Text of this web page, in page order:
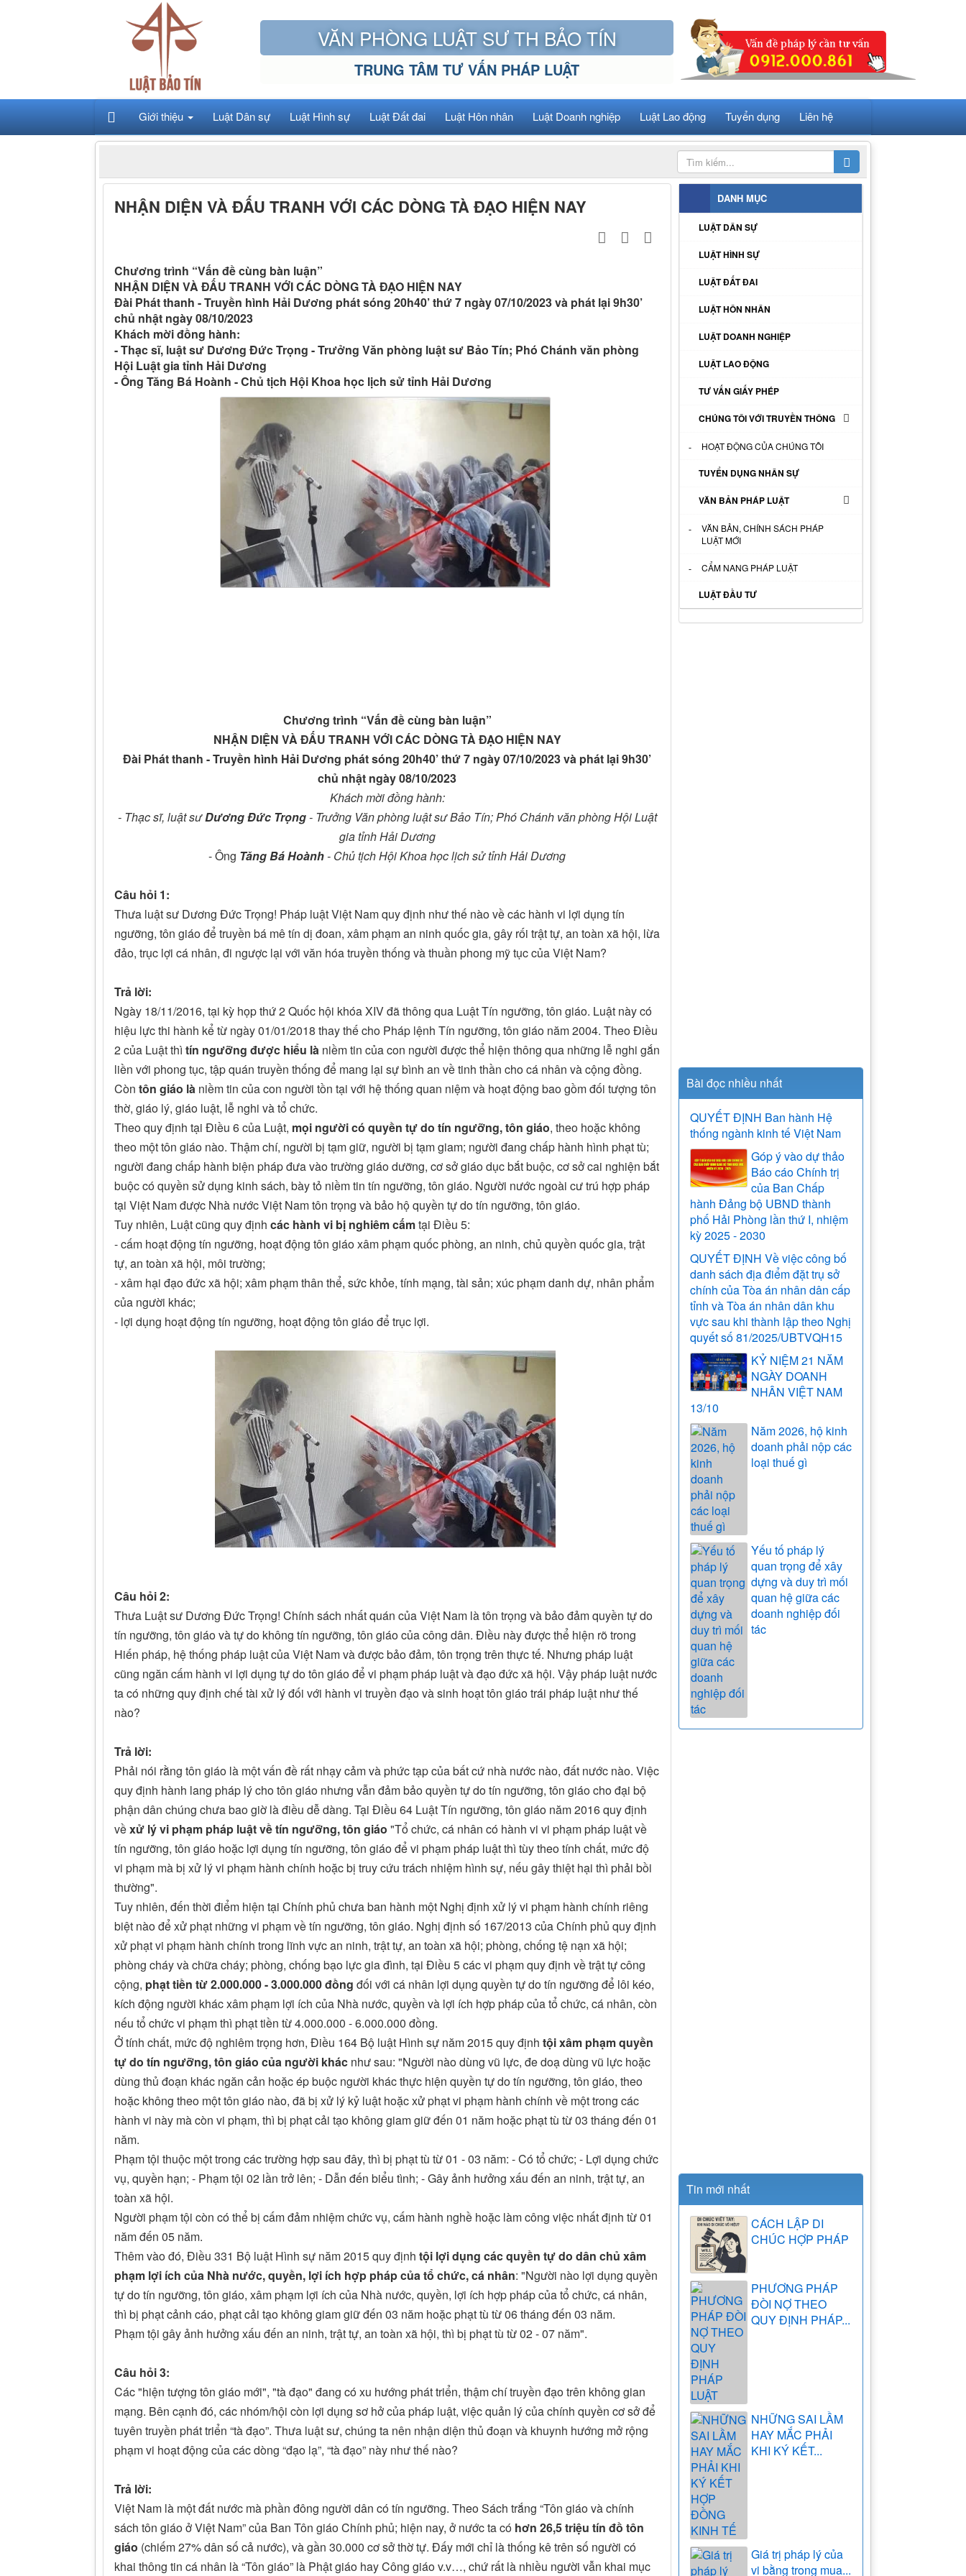
VĂN PHÒNG LUẬT SƯ TH BẢO TÍN
TRUNG TÂM TƯ VẤN PHÁP LUẬT
Giới thiệu Luật Dân sự Luật Hình sự Luật Đất đai Luật Hôn nhân Luật Doanh nghiệp Luật Lao động Tuyển dụng Liên hệ
NHẬN DIỆN VÀ ĐẤU TRANH VỚI CÁC DÒNG TÀ ĐẠO HIỆN NAY
Chương trình “Vấn đề cùng bàn luận”
NHẬN DIỆN VÀ ĐẤU TRANH VỚI CÁC DÒNG TÀ ĐẠO HIỆN NAY
Đài Phát thanh - Truyền hình Hải Dương phát sóng 20h40’ thứ 7 ngày 07/10/2023 và phát lại 9h30’
chủ nhật ngày 08/10/2023
Khách mời đồng hành:
- Thạc sĩ, luật sư Dương Đức Trọng - Trưởng Văn phòng luật sư Bảo Tín; Phó Chánh văn phòng
Hội Luật gia tỉnh Hải Dương
- Ông Tăng Bá Hoành - Chủ tịch Hội Khoa học lịch sử tỉnh Hải Dương
Chương trình “Vấn đề cùng bàn luận”
NHẬN DIỆN VÀ ĐẤU TRANH VỚI CÁC DÒNG TÀ ĐẠO HIỆN NAY
Đài Phát thanh - Truyền hình Hải Dương phát sóng 20h40’ thứ 7 ngày 07/10/2023 và phát lại 9h30’
chủ nhật ngày 08/10/2023
Khách mời đồng hành:
- Thạc sĩ, luật sưDương Đức Trọng- Trưởng Văn phòng luật sư Bảo Tín; Phó Chánh văn phòng Hội Luật
gia tỉnh Hải Dương
- Ông Tăng Bá Hoành- Chủ tịch Hội Khoa học lịch sử tỉnh Hải Dương
Câu hỏi 1:
Thưa luật sư Dương Đức Trọng! Pháp luật Việt Nam quy định như thế nào về các hành vi lợi dụng tín
ngưỡng, tôn giáo để truyền bá mê tín dị đoan, xâm phạm an ninh quốc gia, gây rối trật tự, an toàn xã hội, lừa
đảo, trục lợi cá nhân, đi ngược lại với văn hóa truyền thống và thuần phong mỹ tục của Việt Nam?
Trả lời:
Ngày 18/11/2016, tại kỳ họp thứ 2 Quốc hội khóa XIV đã thông qua Luật Tín ngưỡng, tôn giáo. Luật này có
hiệu lực thi hành kể từ ngày 01/01/2018 thay thế cho Pháp lệnh Tín ngưỡng, tôn giáo năm 2004. Theo Điều
2 của Luật thì tín ngưỡng được hiểu là niềm tin của con người được thể hiện thông qua những lễ nghi gắn
liền với phong tục, tập quán truyền thống để mang lại sự bình an về tinh thần cho cá nhân và cộng đồng.
Còn tôn giáo là niềm tin của con người tồn tại với hệ thống quan niệm và hoạt động bao gồm đối tượng tôn
thờ, giáo lý, giáo luật, lễ nghi và tổ chức.
Theo quy định tại Điều 6 của Luật, mọi người có quyền tự do tín ngưỡng, tôn giáo, theo hoặc không
theo một tôn giáo nào. Thậm chí, người bị tạm giữ, người bị tạm giam; người đang chấp hành hình phạt tù;
người đang chấp hành biện pháp đưa vào trường giáo dưỡng, cơ sở giáo dục bắt buộc, cơ sở cai nghiện bắt
buộc có quyền sử dụng kinh sách, bày tỏ niềm tin tín ngưỡng, tôn giáo. Người nước ngoài cư trú hợp pháp
tại Việt Nam được Nhà nước Việt Nam tôn trọng và bảo hộ quyền tự do tín ngưỡng, tôn giáo.
Tuy nhiên, Luật cũng quy định các hành vi bị nghiêm cấmtại Điều 5:
- cấm hoạt động tín ngưỡng, hoạt động tôn giáo xâm phạm quốc phòng, an ninh, chủ quyền quốc gia, trật
tự, an toàn xã hội, môi trường;
- xâm hại đạo đức xã hội; xâm phạm thân thể, sức khỏe, tính mạng, tài sản; xúc phạm danh dự, nhân phẩm
của người khác;
- lợi dụng hoạt động tín ngưỡng, hoạt động tôn giáo để trục lợi.
Câu hỏi 2:
Thưa Luật sư Dương Đức Trọng! Chính sách nhất quán của Việt Nam là tôn trọng và bảo đảm quyền tự do
tín ngưỡng, tôn giáo và tự do không tín ngưỡng, tôn giáo của công dân. Điều này được thể hiện rõ trong
Hiến pháp, hệ thống pháp luật của Việt Nam và được bảo đảm, tôn trọng trên thực tế. Nhưng pháp luật
cũng ngăn cấm hành vi lợi dụng tự do tôn giáo để vi phạm pháp luật và đạo đức xã hội. Vậy pháp luật nước
ta có những quy định chế tài xử lý đối với hành vi truyền đạo và sinh hoạt tôn giáo trái pháp luật như thế
nào?
Trả lời:
Phải nói rằng tôn giáo là một vấn đề rất nhạy cảm và phức tạp của bất cứ nhà nước nào, đất nước nào. Việc
quy định hành lang pháp lý cho tôn giáo nhưng vẫn đảm bảo quyền tự do tín ngưỡng, tôn giáo cho đại bộ
phận dân chúng chưa bao giờ là điều dễ dàng. Tại Điều 64 Luật Tín ngưỡng, tôn giáo năm 2016 quy định
vềxử lý vi phạm pháp luật về tín ngưỡng, tôn giáo "Tổ chức, cá nhân có hành vi vi phạm pháp luật về
tín ngưỡng, tôn giáo hoặc lợi dụng tín ngưỡng, tôn giáo để vi phạm pháp luật thì tùy theo tính chất, mức độ
vi phạm mà bị xử lý vi phạm hành chính hoặc bị truy cứu trách nhiệm hình sự, nếu gây thiệt hại thì phải bồi
thường".
Tuy nhiên, đến thời điểm hiện tại Chính phủ chưa ban hành một Nghị định xử lý vi phạm hành chính riêng
biệt nào để xử phạt những vi phạm về tín ngưỡng, tôn giáo. Nghị định số 167/2013 của Chính phủ quy định
xử phạt vi phạm hành chính trong lĩnh vực an ninh, trật tự, an toàn xã hội; phòng, chống tệ nạn xã hội;
phòng cháy và chữa cháy; phòng, chống bạo lực gia đình, tại Điều 5 các vi phạm quy định về trật tự công
cộng, phạt tiền từ 2.000.000 - 3.000.000 đồng đối với cá nhân lợi dụng quyền tự do tín ngưỡng để lôi kéo,
kích động người khác xâm phạm lợi ích của Nhà nước, quyền và lợi ích hợp pháp của tổ chức, cá nhân, còn
nếu tổ chức vi phạm thì phạt tiền từ 4.000.000 - 6.000.000 đồng.
Ở tính chất, mức độ nghiêm trọng hơn, Điều 164 Bộ luật Hình sự năm 2015 quy định tội xâm phạm quyền
tự do tín ngưỡng, tôn giáo của người khác như sau: "Người nào dùng vũ lực, đe doạ dùng vũ lực hoặc
dùng thủ đoạn khác ngăn cản hoặc ép buộc người khác thực hiện quyền tự do tín ngưỡng, tôn giáo, theo
hoặc không theo một tôn giáo nào, đã bị xử lý kỷ luật hoặc xử phạt vi phạm hành chính về một trong các
hành vi này mà còn vi phạm, thì bị phạt cải tạo không giam giữ đến 01 năm hoặc phạt tù từ 03 tháng đến 01
năm.
Phạm tội thuộc một trong các trường hợp sau đây, thì bị phạt tù từ 01 - 03 năm: - Có tổ chức; - Lợi dụng chức
vụ, quyền hạn; - Phạm tội 02 lần trở lên; - Dẫn đến biểu tình; - Gây ảnh hưởng xấu đến an ninh, trật tự, an
toàn xã hội.
Người phạm tội còn có thể bị cấm đảm nhiệm chức vụ, cấm hành nghề hoặc làm công việc nhất định từ 01
năm đến 05 năm.
Thêm vào đó, Điều 331 Bộ luật Hình sự năm 2015 quy định tội lợi dụng các quyền tự do dân chủ xâm
phạm lợi ích của Nhà nước, quyền, lợi ích hợp pháp của tổ chức, cá nhân: "Người nào lợi dụng quyền
tự do tín ngưỡng, tôn giáo, xâm phạm lợi ích của Nhà nước, quyền, lợi ích hợp pháp của tổ chức, cá nhân,
thì bị phạt cảnh cáo, phạt cải tạo không giam giữ đến 03 năm hoặc phạt tù từ 06 tháng đến 03 năm.
Phạm tội gây ảnh hưởng xấu đến an ninh, trật tự, an toàn xã hội, thì bị phạt tù từ 02 - 07 năm".
Câu hỏi 3:
Các "hiện tượng tôn giáo mới", "tà đạo" đang có xu hướng phát triển, thậm chí truyền đạo trên không gian
mạng. Bên cạnh đó, các nhóm/hội còn lợi dụng sơ hở của pháp luật, việc quản lý của chính quyền cơ sở để
tuyên truyền phát triển “tà đạo”. Thưa luật sư, chúng ta nên nhận diện thủ đoạn và khuynh hướng mở rộng
phạm vi hoạt động của các dòng “đạo lạ”, “tà đạo” này như thế nào?
Trả lời:
Việt Nam là một đất nước mà phần đông người dân có tín ngưỡng. Theo Sách trắng “Tôn giáo và chính
sách tôn giáo ở Việt Nam” của Ban Tôn giáo Chính phủ; hiện nay, ở nước ta có hơn 26,5 triệu tín đồ tôn
giáo (chiếm 27% dân số cả nước), và gần 30.000 cơ sở thờ tự. Đấy mới chỉ là thống kê trên số người có
khai thông tin cá nhân là “Tôn giáo” là Phật giáo hay Công giáo v.v…, chứ rất là nhiều người vẫn khai mục
DANH MỤC
LUẬT DÂN SỰ
LUẬT HÌNH SỰ
LUẬT ĐẤT ĐAI
LUẬT HÔN NHÂN
LUẬT DOANH NGHIỆP
LUẬT LAO ĐỘNG
TƯ VẤN GIẤY PHÉP
CHÚNG TÔI VỚI TRUYỀN THÔNG
HOẠT ĐỘNG CỦA CHÚNG TÔI
TUYỂN DỤNG NHÂN SỰ
VĂN BẢN PHÁP LUẬT
VĂN BẢN, CHÍNH SÁCH PHÁP
LUẬT MỚI
CẨM NANG PHÁP LUẬT
LUẬT ĐẦU TƯ
Bài đọc nhiều nhất
QUYẾT ĐỊNH Ban hành Hệ
thống ngành kinh tế Việt Nam
Góp ý vào dự thảo
Báo cáo Chính trị
của Ban Chấp
hành Đảng bộ UBND thành
phố Hải Phòng lần thứ I, nhiệm
kỳ 2025 - 2030
QUYẾT ĐỊNH Về việc công bố
danh sách địa điểm đặt trụ sở
chính của Tòa án nhân dân cấp
tỉnh và Tòa án nhân dân khu
vực sau khi thành lập theo Nghị
quyết số 81/2025/UBTVQH15
KỶ NIỆM 21 NĂM
NGÀY DOANH
NHÂN VIỆT NAM
13/10
Năm 2026, hộ kinh
doanh phải nộp các
loại thuế gì
Yếu tố pháp lý
quan trọng để xây
dựng và duy trì mối
quan hệ giữa các
doanh nghiệp đối
tác
Tin mới nhất
CÁCH LẬP DI
CHÚC HỢP PHÁP
PHƯƠNG PHÁP
ĐÒI NỢ THEO
QUY ĐỊNH PHÁP...
NHỮNG SAI LẦM
HAY MẮC PHẢI
KHI KÝ KẾT...
Giá trị pháp lý của
vi bằng trong mua...